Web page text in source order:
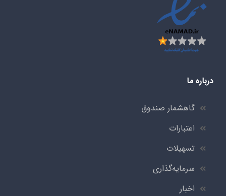
درباره ما
گاهشمار صندوق
اعتبارات
تسهیلات
سرمایه‌گذاری
اخبار